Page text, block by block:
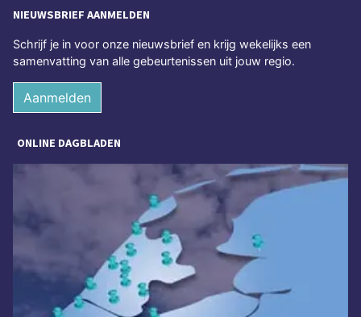
NIEUWSBRIEF AANMELDEN
Schrijf je in voor onze nieuwsbrief en krijg wekelijks een
samenvatting van alle gebeurtenissen uit jouw regio.
Aanmelden
ONLINE DAGBLADEN